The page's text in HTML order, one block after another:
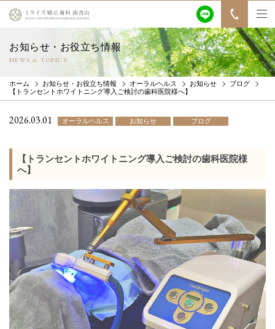
お知らせ・お役立ち情報
NEWS & TOPICS
ホーム お知らせ・お役立ち情報 オーラルヘルス お知らせ
ブログ
【トランセントホワイトニング導入ご検討の歯科医院様へ】
2026.03.01 オーラルヘルス お知らせ ブログ
【トランセントホワイトニング導入ご検討の歯科医院様
へ】